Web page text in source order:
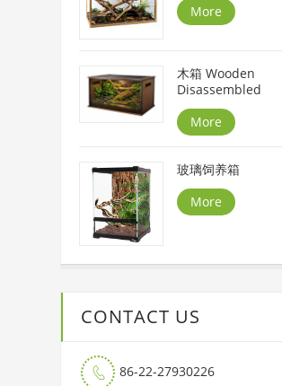
More
木箱 Wooden
Disassembled
More
玻璃饲养箱
More
CONTACT US
 86-22-27930226